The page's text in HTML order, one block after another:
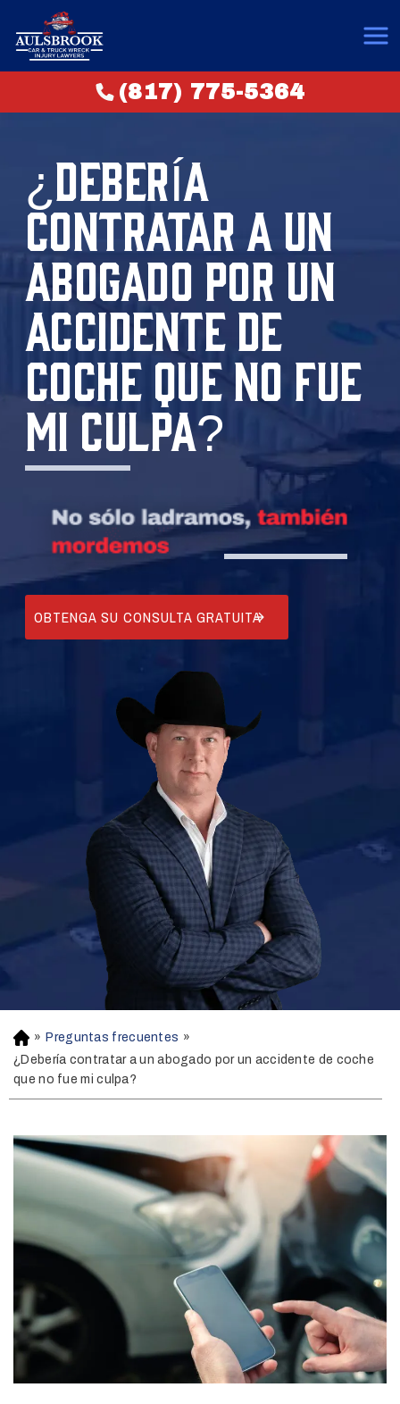
(817) 775-5364
¿DEBERÍA
CONTRATAR A UN
ABOGADO POR UN
ACCIDENTE DE
COCHE QUE NO FUE
MI CULPA?
OBTENGA SU CONSULTA GRATUITA
H
o
m
e
» Preguntas frecuentes »
¿Debería contratar a un abogado por un accidente de coche
que no fue mi culpa?